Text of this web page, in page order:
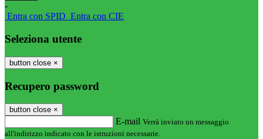
-
Entra con SPID Entra con CIE
Seleziona utente
button close ×
Recupero password
button close ×
E-mail Verrà inviato un messaggio
all'indirizzo indicato con le istruzioni necessarie.